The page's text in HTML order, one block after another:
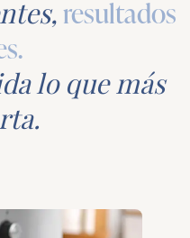
resultados
lo que más